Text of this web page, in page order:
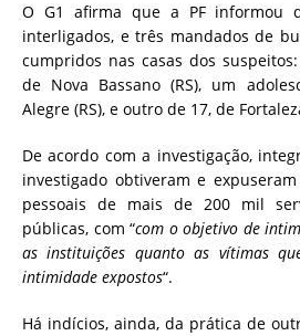
O G1 afirma que a PF informou
interligados, e três mandados de
cumpridos nas casas dos
de Nova Bassano (RS), um
Alegre (RS), e outro de 17, de
De acordo com a investigação,
investigado obtiveram e
pessoais de mais de 200 mil
públicas, com “com o objetivo de
as instituições quanto as vítimas
intimidade expostos“.
Há indícios, ainda, da prática de